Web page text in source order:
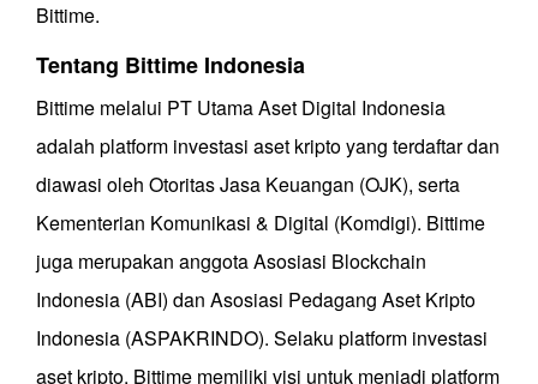
Bittime.
Tentang Bittime Indonesia
Bittime melalui PT Utama Aset Digital Indonesia
adalah platform investasi aset kripto yang terdaftar dan
diawasi oleh Otoritas Jasa Keuangan (OJK), serta
Kementerian Komunikasi & Digital (Komdigi). Bittime
juga merupakan anggota Asosiasi Blockchain
Indonesia (ABI) dan Asosiasi Pedagang Aset Kripto
Indonesia (ASPAKRINDO). Selaku platform investasi
aset kripto, Bittime memiliki visi untuk menjadi platform